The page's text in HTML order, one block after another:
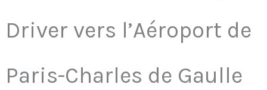
Driver vers l’Aéroport de
Paris-Charles de Gaulle